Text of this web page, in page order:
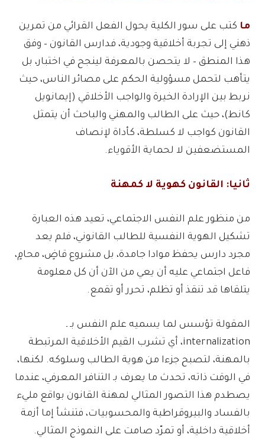
ما كتب على سور الكلية يحول الفعل القرائي من تمرين
ذهني إلى تجربة أخلاقية وجودية، فدارس القانون – وفق
هذا المنطق – لا يتحصن بالمعرفة لينجح في اختبار، بل
يتأهب لتحمل مسؤولية الحكم على مصائر الناس، حيث
نربط بين الإرادة الخيرة والواجب الأخلاقي (إيمانويل
كانط)، حيث على الطالب والمهني والباحث أن يتمثل
القانون كواجب لا كسلطة، كأداة لإنصاف
المستضعفين لا لحماية الأقوياء.
ثانيا: القانون كهوية لا كمهنة
من منظور علم النفس الاجتماعي، تعيد هذه العبارة
تشكيل الهوية النفسية للطالب القانوني، فلم يعد
مجرد دارس يحفظ موادا جامدة، بل مشروع قاضٍ، محامٍ،
فاعل اجتماعي عليه أن يعي من الآن أن كل معلومة
يتلقاها قد تنقذ أو تظلم، تحرر أو تقمع.
المقولة تؤسس لما يسميه علم النفس بـ ـ
internalization، أي تشرب القيم الأخلاقية المرتبطة
بالمهنة، لتصبح جزءا من هوية الطالب وسلوكه. لكنها،
في الوقت ذاته، تحدث ما يعرف بـ التنافر المعرفي، عندما
يصطدم هذا التصور المثالي لمهنة القانون بواقع مليء
بالفساد والبيروقراطية والمحسوبيات، فتنشأ إما أزمة
أخلاقية داخلية، أو تمرّد صامت على النموذج المثالي.